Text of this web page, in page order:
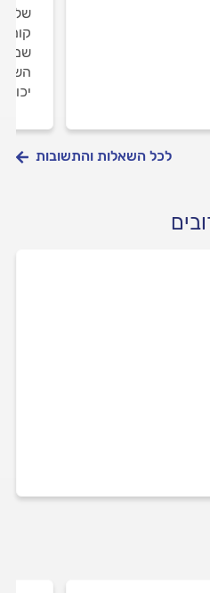
שמה
לכל השאלות והתשובות